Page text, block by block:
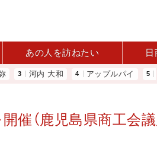
あの人を訪ねたい 日
河内 大和 アップルパイ 大
催（鹿児島県商工会